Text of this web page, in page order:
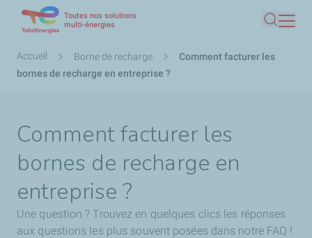
contenu
principal
Toutes nos solutions
multi-énergies
Fil
d'Ariane
Accueil Borne de recharge
Comment facturer les
bornes de recharge en entreprise ?
Comment facturer les
bornes de recharge en
entreprise ?
Une question ? Trouvez en quelques clics les réponses
aux questions les plus souvent posées dans notre FAQ !